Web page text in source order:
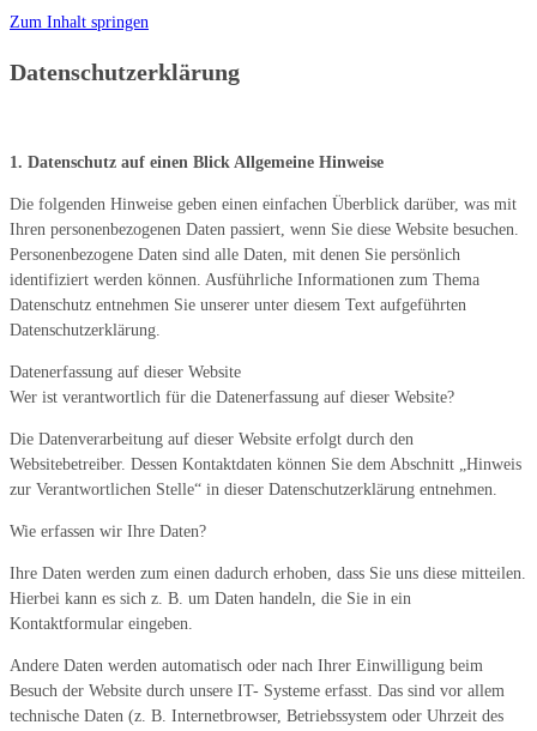
Zum Inhalt springen
Datenschutzerklärung
1. Datenschutz auf einen Blick Allgemeine Hinweise
Die folgenden Hinweise geben einen einfachen Überblick darüber, was mit
Ihren personenbezogenen Daten passiert, wenn Sie diese Website besuchen.
Personenbezogene Daten sind alle Daten, mit denen Sie persönlich
identifiziert werden können. Ausführliche Informationen zum Thema
Datenschutz entnehmen Sie unserer unter diesem Text aufgeführten
Datenschutzerklärung.
Datenerfassung auf dieser Website
Wer ist verantwortlich für die Datenerfassung auf dieser Website?
Die Datenverarbeitung auf dieser Website erfolgt durch den
Websitebetreiber. Dessen Kontaktdaten können Sie dem Abschnitt „Hinweis
zur Verantwortlichen Stelle“ in dieser Datenschutzerklärung entnehmen.
Wie erfassen wir Ihre Daten?
Ihre Daten werden zum einen dadurch erhoben, dass Sie uns diese mitteilen.
Hierbei kann es sich z. B. um Daten handeln, die Sie in ein
Kontaktformular eingeben.
Andere Daten werden automatisch oder nach Ihrer Einwilligung beim
Besuch der Website durch unsere IT- Systeme erfasst. Das sind vor allem
technische Daten (z. B. Internetbrowser, Betriebssystem oder Uhrzeit des